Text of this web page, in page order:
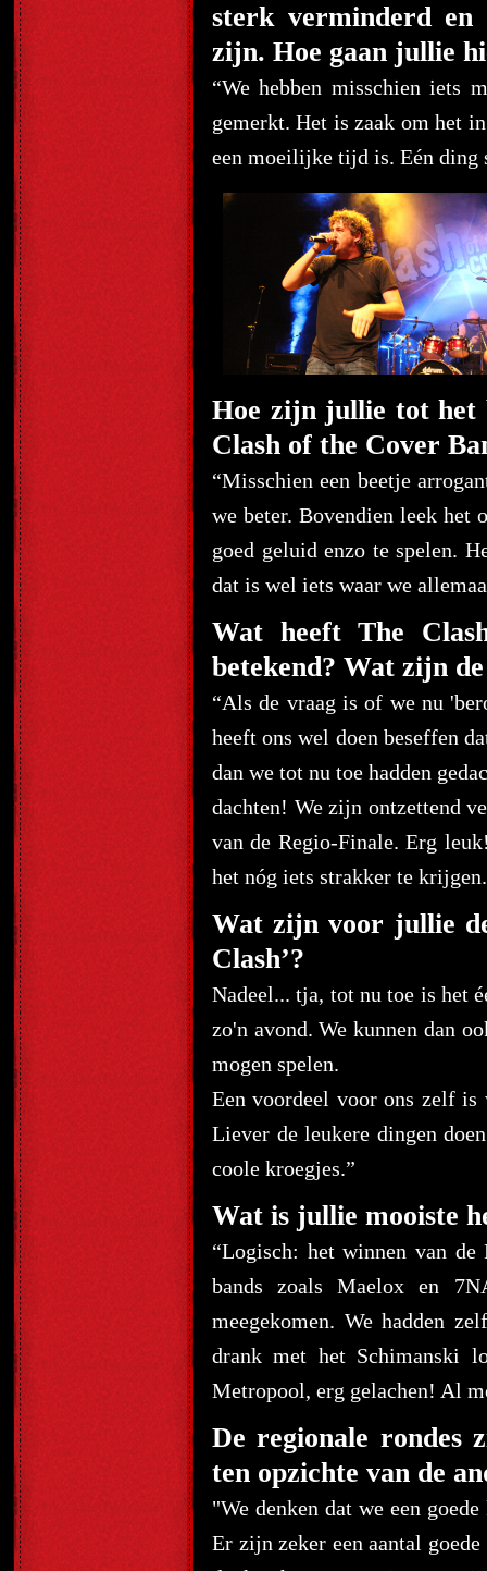
sterk verminderd en
zijn. Hoe gaan jullie
“We hebben misschien iets
gemerkt. Het is zaak om het
een moeilijke tijd is. Eén ding
Hoe zijn jullie tot het
Clash of the Cover
“Misschien een beetje
we beter. Bovendien leek het
goed geluid enzo te spelen.
dat is wel iets waar we
Wat heeft The
betekend? Wat zijn
“Als de vraag is of we nu
heeft ons wel doen beseffen
dan we tot nu toe hadden
dachten! We zijn ontzettend
van de Regio-Finale. Erg
het nóg iets strakker te
Wat zijn voor jullie
Clash’?
Nadeel... tja, tot nu toe is het
zo'n avond. We kunnen dan
mogen spelen.
Een voordeel voor ons zelf
Liever de leukere dingen
coole kroegjes.”
Wat is jullie mooiste
“Logisch: het winnen van de
bands zoals Maelox en
meegekomen. We hadden
drank met het Schimanski
Metropool, erg gelachen! Al
De regionale rondes
ten opzichte van de
"We denken dat we een
Er zijn zeker een aantal